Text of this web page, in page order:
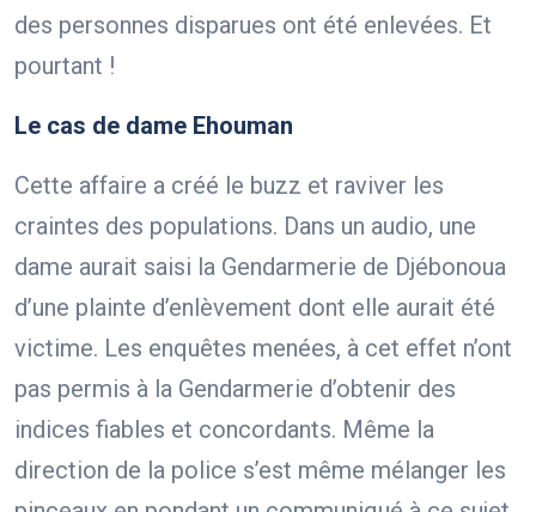
des personnes disparues ont été enlevées. Et
pourtant !
Le cas de dame Ehouman
Cette affaire a créé le buzz et raviver les
craintes des populations. Dans un audio, une
dame aurait saisi la Gendarmerie de Djébonoua
d’une plainte d’enlèvement dont elle aurait été
victime. Les enquêtes menées, à cet effet n’ont
pas permis à la Gendarmerie d’obtenir des
indices fiables et concordants. Même la
direction de la police s’est même mélanger les